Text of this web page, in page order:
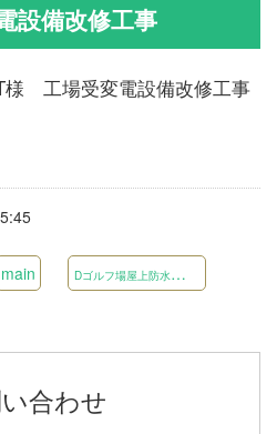
設備改修工事
工場受変電設備改修工事
main D
ゴルフ場屋上防水補修工事
合わせ